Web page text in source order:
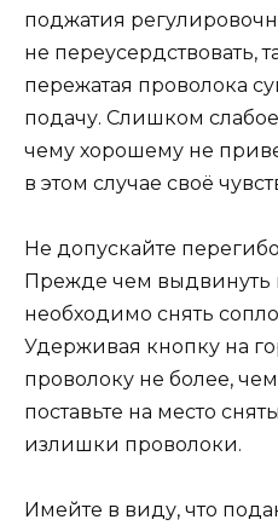
поджатия
не переусердствовать,
пережатая проволока
подачу. Слишком
чему хорошему не
в этом случае своё
Не допускайте
Прежде чем выдвинуть
необходимо снять
Удерживая кнопку на
проволоку не более,
поставьте на место
излишки проволоки.
Имейте в виду, что